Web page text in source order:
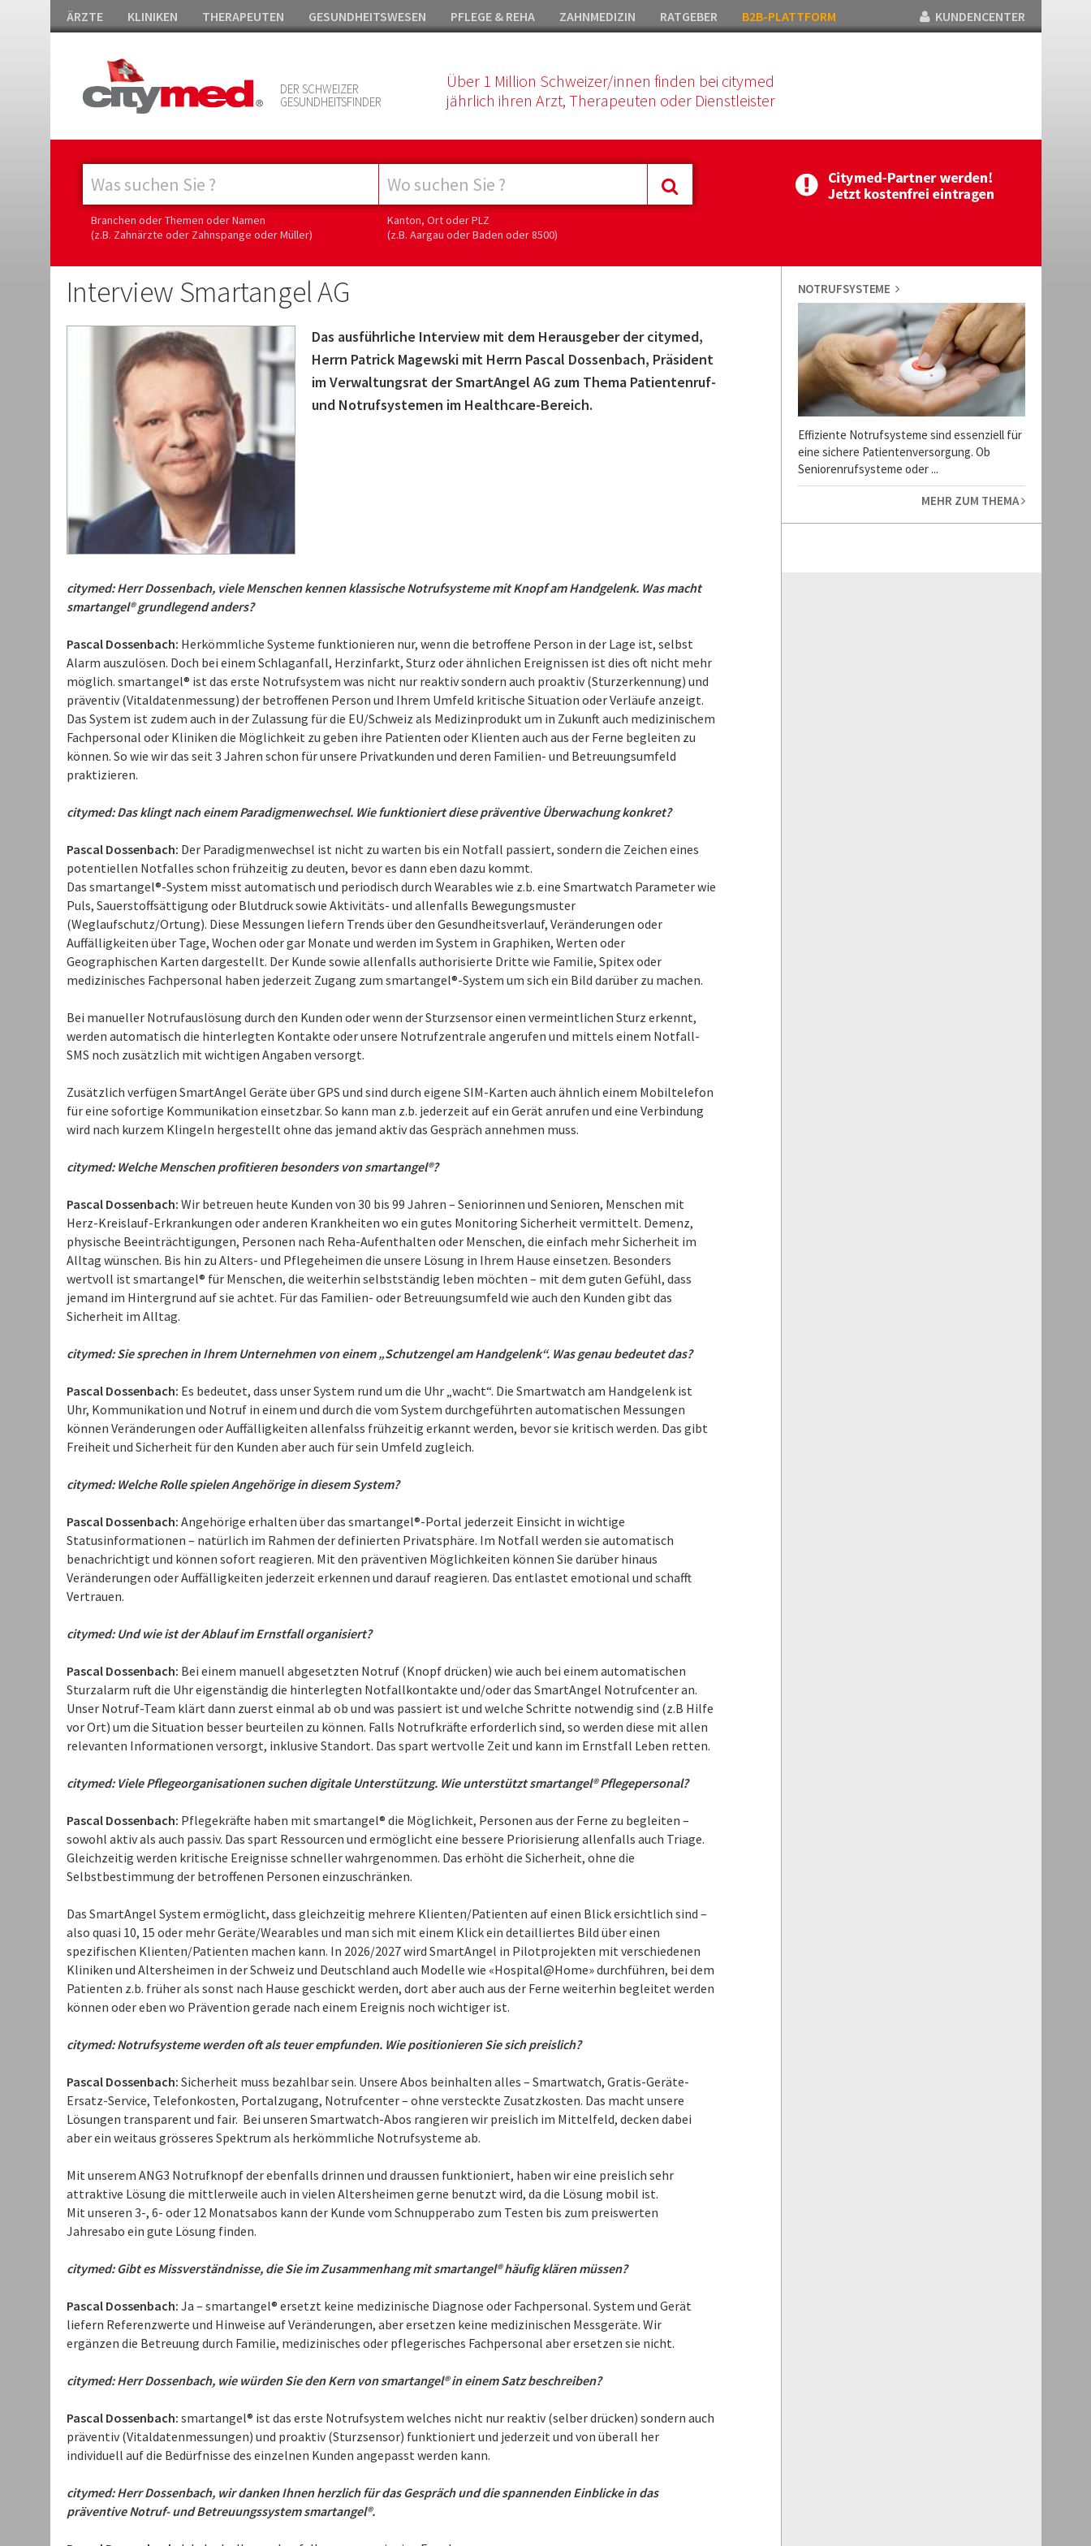
ÄRZTE KLINIKEN THERAPEUTEN GESUNDHEITSWESEN PFLEGE & REHA ZAHNMEDIZIN RATGEBER B2B-PLATTFORM KUNDENCENTER
DER SCHWEIZER
GESUNDHEITSFINDER
Über 1 Million Schweizer/innen finden bei citymed
jährlich ihren Arzt, Therapeuten oder Dienstleister
Branchen oder Themen oder Namen
(z.B. Zahnärzte oder Zahnspange oder Müller)
Kanton, Ort oder PLZ
(z.B. Aargau oder Baden oder 8500)
Interview Smartangel AG
Das ausführliche Interview mit dem Herausgeber der citymed,
Herrn Patrick Magewski mit Herrn Pascal Dossenbach, Präsident
im Verwaltungsrat der SmartAngel AG zum Thema Patientenruf-
und Notrufsystemen im Healthcare-Bereich.
citymed: Herr Dossenbach, viele Menschen kennen klassische Notrufsysteme mit Knopf am Handgelenk. Was macht
smartangel® grundlegend anders?
Pascal Dossenbach: Herkömmliche Systeme funktionieren nur, wenn die betroffene Person in der Lage ist, selbst
Alarm auszulösen. Doch bei einem Schlaganfall, Herzinfarkt, Sturz oder ähnlichen Ereignissen ist dies oft nicht mehr
möglich. smartangel® ist das erste Notrufsystem was nicht nur reaktiv sondern auch proaktiv (Sturzerkennung) und
präventiv (Vitaldatenmessung) der betroffenen Person und Ihrem Umfeld kritische Situation oder Verläufe anzeigt.
Das System ist zudem auch in der Zulassung für die EU/Schweiz als Medizinprodukt um in Zukunft auch medizinischem
Fachpersonal oder Kliniken die Möglichkeit zu geben ihre Patienten oder Klienten auch aus der Ferne begleiten zu
können. So wie wir das seit 3 Jahren schon für unsere Privatkunden und deren Familien- und Betreuungsumfeld
praktizieren.
citymed: Das klingt nach einem Paradigmenwechsel. Wie funktioniert diese präventive Überwachung konkret?
Pascal Dossenbach: Der Paradigmenwechsel ist nicht zu warten bis ein Notfall passiert, sondern die Zeichen eines
potentiellen Notfalles schon frühzeitig zu deuten, bevor es dann eben dazu kommt.
Das smartangel®-System misst automatisch und periodisch durch Wearables wie z.b. eine Smartwatch Parameter wie
Puls, Sauerstoffsättigung oder Blutdruck sowie Aktivitäts- und allenfalls Bewegungsmuster
(Weglaufschutz/Ortung). Diese Messungen liefern Trends über den Gesundheitsverlauf, Veränderungen oder
Auffälligkeiten über Tage, Wochen oder gar Monate und werden im System in Graphiken, Werten oder
Geographischen Karten dargestellt. Der Kunde sowie allenfalls authorisierte Dritte wie Familie, Spitex oder
medizinisches Fachpersonal haben jederzeit Zugang zum smartangel®-System um sich ein Bild darüber zu machen.
Bei manueller Notrufauslösung durch den Kunden oder wenn der Sturzsensor einen vermeintlichen Sturz erkennt,
werden automatisch die hinterlegten Kontakte oder unsere Notrufzentrale angerufen und mittels einem Notfall-
SMS noch zusätzlich mit wichtigen Angaben versorgt.
Zusätzlich verfügen SmartAngel Geräte über GPS und sind durch eigene SIM-Karten auch ähnlich einem Mobiltelefon
für eine sofortige Kommunikation einsetzbar. So kann man z.b. jederzeit auf ein Gerät anrufen und eine Verbindung
wird nach kurzem Klingeln hergestellt ohne das jemand aktiv das Gespräch annehmen muss.
citymed: Welche Menschen profitieren besonders von smartangel®?
Pascal Dossenbach: Wir betreuen heute Kunden von 30 bis 99 Jahren – Seniorinnen und Senioren, Menschen mit
Herz-Kreislauf-Erkrankungen oder anderen Krankheiten wo ein gutes Monitoring Sicherheit vermittelt. Demenz,
physische Beeinträchtigungen, Personen nach Reha-Aufenthalten oder Menschen, die einfach mehr Sicherheit im
Alltag wünschen. Bis hin zu Alters- und Pflegeheimen die unsere Lösung in Ihrem Hause einsetzen. Besonders
wertvoll ist smartangel® für Menschen, die weiterhin selbstständig leben möchten – mit dem guten Gefühl, dass
jemand im Hintergrund auf sie achtet. Für das Familien- oder Betreuungsumfeld wie auch den Kunden gibt das
Sicherheit im Alltag.
citymed: Sie sprechen in Ihrem Unternehmen von einem „Schutzengel am Handgelenk“. Was genau bedeutet das?
Pascal Dossenbach: Es bedeutet, dass unser System rund um die Uhr „wacht“. Die Smartwatch am Handgelenk ist
Uhr, Kommunikation und Notruf in einem und durch die vom System durchgeführten automatischen Messungen
können Veränderungen oder Auffälligkeiten allenfalss frühzeitig erkannt werden, bevor sie kritisch werden. Das gibt
Freiheit und Sicherheit für den Kunden aber auch für sein Umfeld zugleich.
citymed: Welche Rolle spielen Angehörige in diesem System?
Pascal Dossenbach: Angehörige erhalten über das smartangel®-Portal jederzeit Einsicht in wichtige
Statusinformationen – natürlich im Rahmen der definierten Privatsphäre. Im Notfall werden sie automatisch
benachrichtigt und können sofort reagieren. Mit den präventiven Möglichkeiten können Sie darüber hinaus
Veränderungen oder Auffälligkeiten jederzeit erkennen und darauf reagieren. Das entlastet emotional und schafft
Vertrauen.
citymed: Und wie ist der Ablauf im Ernstfall organisiert?
Pascal Dossenbach: Bei einem manuell abgesetzten Notruf (Knopf drücken) wie auch bei einem automatischen
Sturzalarm ruft die Uhr eigenständig die hinterlegten Notfallkontakte und/oder das SmartAngel Notrufcenter an.
Unser Notruf-Team klärt dann zuerst einmal ab ob und was passiert ist und welche Schritte notwendig sind (z.B Hilfe
vor Ort) um die Situation besser beurteilen zu können. Falls Notrufkräfte erforderlich sind, so werden diese mit allen
relevanten Informationen versorgt, inklusive Standort. Das spart wertvolle Zeit und kann im Ernstfall Leben retten.
citymed: Viele Pflegeorganisationen suchen digitale Unterstützung. Wie unterstützt smartangel® Pflegepersonal?
Pascal Dossenbach: Pflegekräfte haben mit smartangel® die Möglichkeit, Personen aus der Ferne zu begleiten –
sowohl aktiv als auch passiv. Das spart Ressourcen und ermöglicht eine bessere Priorisierung allenfalls auch Triage.
Gleichzeitig werden kritische Ereignisse schneller wahrgenommen. Das erhöht die Sicherheit, ohne die
Selbstbestimmung der betroffenen Personen einzuschränken.
Das SmartAngel System ermöglicht, dass gleichzeitig mehrere Klienten/Patienten auf einen Blick ersichtlich sind –
also quasi 10, 15 oder mehr Geräte/Wearables und man sich mit einem Klick ein detailliertes Bild über einen
spezifischen Klienten/Patienten machen kann. In 2026/2027 wird SmartAngel in Pilotprojekten mit verschiedenen
Kliniken und Altersheimen in der Schweiz und Deutschland auch Modelle wie «Hospital@Home» durchführen, bei dem
Patienten z.b. früher als sonst nach Hause geschickt werden, dort aber auch aus der Ferne weiterhin begleitet werden
können oder eben wo Prävention gerade nach einem Ereignis noch wichtiger ist.
citymed: Notrufsysteme werden oft als teuer empfunden. Wie positionieren Sie sich preislich?
Pascal Dossenbach: Sicherheit muss bezahlbar sein. Unsere Abos beinhalten alles – Smartwatch, Gratis-Geräte-
Ersatz-Service, Telefonkosten, Portalzugang, Notrufcenter – ohne versteckte Zusatzkosten. Das macht unsere
Lösungen transparent und fair. Bei unseren Smartwatch-Abos rangieren wir preislich im Mittelfeld, decken dabei
aber ein weitaus grösseres Spektrum als herkömmliche Notrufsysteme ab.
Mit unserem ANG3 Notrufknopf der ebenfalls drinnen und draussen funktioniert, haben wir eine preislich sehr
attraktive Lösung die mittlerweile auch in vielen Altersheimen gerne benutzt wird, da die Lösung mobil ist.
Mit unseren 3-, 6- oder 12 Monatsabos kann der Kunde vom Schnupperabo zum Testen bis zum preiswerten
Jahresabo ein gute Lösung finden.
citymed: Gibt es Missverständnisse, die Sie im Zusammenhang mit smartangel® häufig klären müssen?
Pascal Dossenbach: Ja – smartangel® ersetzt keine medizinische Diagnose oder Fachpersonal. System und Gerät
liefern Referenzwerte und Hinweise auf Veränderungen, aber ersetzen keine medizinischen Messgeräte. Wir
ergänzen die Betreuung durch Familie, medizinisches oder pflegerisches Fachpersonal aber ersetzen sie nicht.
citymed: Herr Dossenbach, wie würden Sie den Kern von smartangel® in einem Satz beschreiben?
Pascal Dossenbach: smartangel® ist das erste Notrufsystem welches nicht nur reaktiv (selber drücken) sondern auch
präventiv (Vitaldatenmessungen) und proaktiv (Sturzsensor) funktioniert und jederzeit und von überall her
individuell auf die Bedürfnisse des einzelnen Kunden angepasst werden kann.
citymed: Herr Dossenbach, wir danken Ihnen herzlich für das Gespräch und die spannenden Einblicke in das
präventive Notruf- und Betreuungssystem smartangel®.
NOTRUFSYSTEME
Effiziente Notrufsysteme sind essenziell für
eine sichere Patientenversorgung. Ob
Seniorenrufsysteme oder ...
MEHR ZUM THEMA